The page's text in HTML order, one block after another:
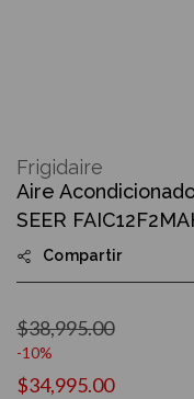
the
beginning
of
the
images
Aire
SEER
Compartir
$34,995.00
$38,995.00
-10%
Frigidaire